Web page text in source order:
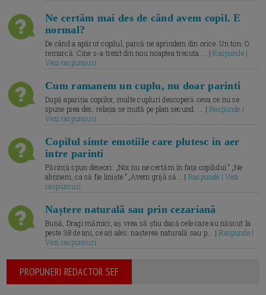
Ne certăm mai des de când avem copil. E
normal?
De când a apărut copilul, parcă ne aprindem din orice. Un ton. O
remarcă. Cine s-a trezit din nou noaptea trecuta.... |Raspunde |
Vezi raspunsuri
Cum ramanem un cuplu, nu doar parinti
După apariția copiilor, multe cupluri descoperă ceva ce nu se
spune prea des: relația se mută pe plan secund. ... |Raspunde |
Vezi raspunsuri
Copilul simte emotiile care plutesc in aer
intre parinti
Părinții spun deseori: „Noi nu ne certăm în fața copilului.” „Ne
abținem, ca să fie liniște.” „Avem grijă să... | Raspunde | Vezi
raspunsuri
Naștere naturală sau prin cezariană
Bună, Dragi mămici, aș vrea să știu dacă cele care au născut la
peste 38 de ani, ce ați ales: nașterea naturală sau p... |Raspunde |
Vezi raspunsuri
PROPUNERI REDACTOR SEF